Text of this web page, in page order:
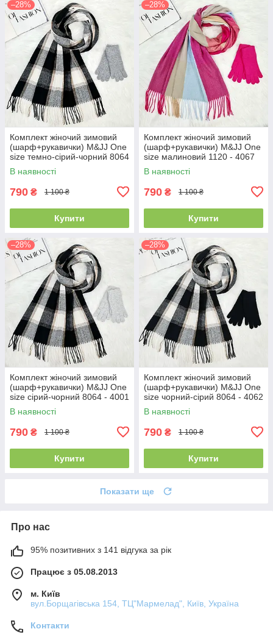
–28%
Комплект жіночий зимовий
(шарф+рукавички) M&JJ One
size темно-сірий-чорний 8064
- 4081
В наявності
790 ₴ 1 100 ₴
Купити
–28%
Комплект жіночий зимовий
(шарф+рукавички) M&JJ One
size малиновий 1120 - 4067
В наявності
790 ₴ 1 100 ₴
Купити
–28%
Комплект жіночий зимовий
(шарф+рукавички) M&JJ One
size сірий-чорний 8064 - 4001
В наявності
790 ₴ 1 100 ₴
Купити
–28%
Комплект жіночий зимовий
(шарф+рукавички) M&JJ One
size чорний-сірий 8064 - 4062
В наявності
790 ₴ 1 100 ₴
Купити
Показати ще
Про нас
95% позитивних з 141 відгука за рік
Працює з 05.08.2013
м. Київ
вул.Борщагівська 154, ТЦ"Мармелад", Київ, Україна
Контакти